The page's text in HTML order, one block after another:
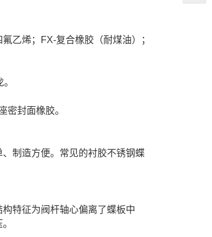
乙烯；FX-复合橡胶（耐煤油）；
密封面橡胶。
制造方便。常见的衬胶不锈钢蝶
特征为阀杆轴心偏离了蝶板中